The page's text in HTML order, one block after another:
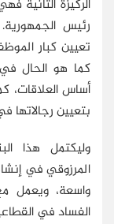
الركيزة الثانية
رئيس
تعيين كبار
كما هو الحال
أساس
بتعيين رجالاتها
وليكتمل هذا
المرزوقي في
واسعة، ويعمل
الفساد في